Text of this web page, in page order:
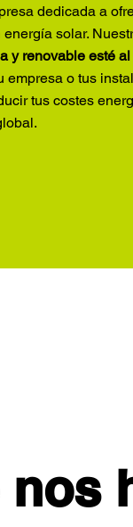
dedicada a
solar.
y renovable esté
empresa o tus
tus costes
nos